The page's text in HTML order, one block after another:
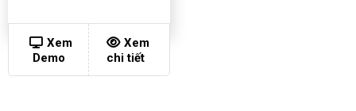
Xem
Demo
Xem
chi tiết